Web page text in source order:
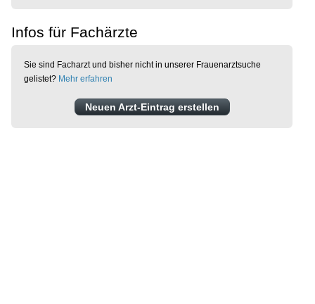
Infos für Fachärzte
Sie sind Facharzt und bisher nicht in unserer Frauenarztsuche
gelistet? Mehr erfahren
Neuen Arzt-Eintrag erstellen